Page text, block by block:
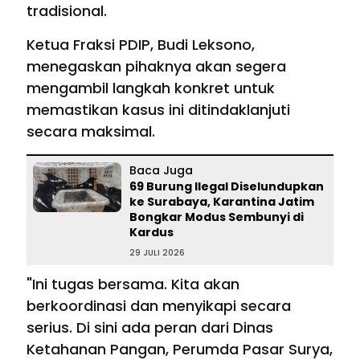
tradisional.
Ketua Fraksi PDIP, Budi Leksono,
menegaskan pihaknya akan segera
mengambil langkah konkret untuk
memastikan kasus ini ditindaklanjuti
secara maksimal.
Baca Juga
69 Burung Ilegal Diselundupkan
ke Surabaya, Karantina Jatim
Bongkar Modus Sembunyi di
Kardus
29 JULI 2026
"Ini tugas bersama. Kita akan
berkoordinasi dan menyikapi secara
serius. Di sini ada peran dari Dinas
Ketahanan Pangan, Perumda Pasar Surya,